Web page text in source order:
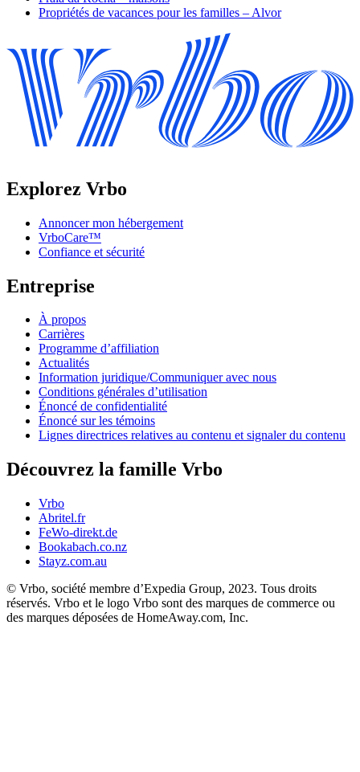
Propriétés de vacances pour les familles – Alvor
Explorez Vrbo
Annoncer mon hébergement
VrboCare™
Confiance et sécurité
Entreprise
À propos
Carrières
Programme d’affiliation
Actualités
Information juridique/Communiquer avec nous
Conditions générales d’utilisation
Énoncé de confidentialité
Énoncé sur les témoins
Lignes directrices relatives au contenu et signaler du contenu
Découvrez la famille Vrbo
Vrbo
Abritel.fr
FeWo-direkt.de
Bookabach.co.nz
Stayz.com.au
© Vrbo, société membre d’Expedia Group, 2023. Tous droits
réservés. Vrbo et le logo Vrbo sont des marques de commerce ou
des marques déposées de HomeAway.com, Inc.